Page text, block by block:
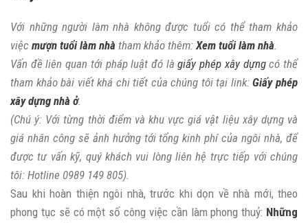
Với những người làm nhà không được tuổi có thể tham khảo
việc mượn tuổi làm nhà tham khảo thêm:Xem tuổi làm nhà.
Vấn đề liên quan tới pháp luật đó làgiấy phép xây dựngcó thể
tham khảo bài viết khá chi tiết của chúng tôi tại link:Giấy phép
xây dựng nhà ở.
(Chú ý: Với từng thời điểm và khu vực giá vật liệu xây dựng và
giá nhân công sẽ ảnh hưởng tới tổng kinh phí của ngôi nhà, để
được tư vấn kỹ, quý khách vui lòng liên hệ trực tiếp với chúng
tôi: Hotline 0989 149 805).
Sau khi hoàn thiện ngôi nhà, trước khi dọn về nhà mới, theo
phong tục sẽ có một số công việc cần làm phong thuỷ: Những